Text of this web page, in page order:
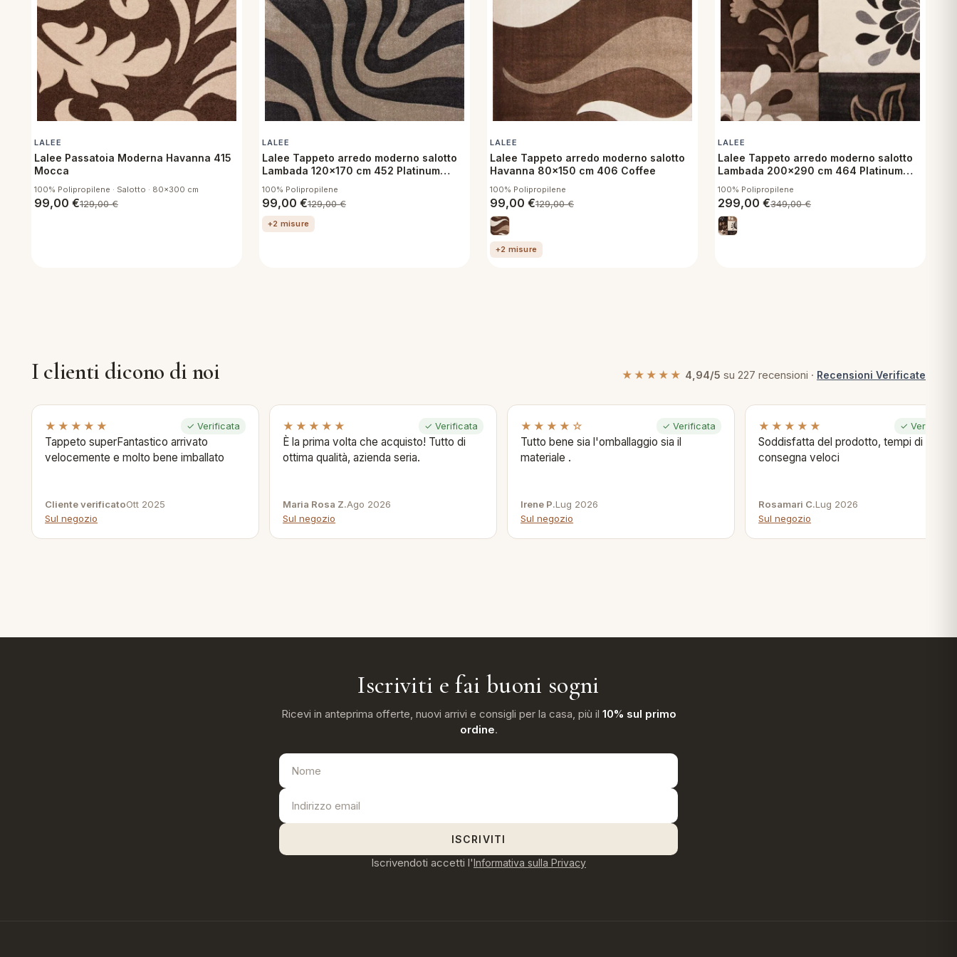
LALEE
Lalee Passatoia Moderna Havanna 415
Mocca
100% Polipropilene · Salotto · 80x300 cm
99,00 €129,00€
LALEE
Lalee Tappeto arredo moderno salotto
Lambada 120x170 cm 452 Platinum
Beige
100% Polipropilene
99,00 €129,00€
+2 misure
LALEE
Lalee Tappeto arredo moderno salotto
Havanna 80x150 cm 406 Coffee
100% Polipropilene
99,00 €129,00€
+2 misure
LALEE
Lalee Tappeto arredo moderno salotto
Lambada 200x290 cm 464 Platinum
Beige
100% Polipropilene
299,00 €349,00€
I clienti dicono di noi ★★★★★ 4,94/5 su 227 recensioni · Recensioni Verificate
★★★★★ ✓ Verificata
Tappeto superFantastico arrivato
velocemente e molto bene imballato
Cliente verificatoOtt 2025
Sul negozio
★★★★★ ✓ Verificata
È la prima volta che acquisto! Tutto di
ottima qualità, azienda seria.
Maria Rosa Z.Ago 2026
Sul negozio
★★★★☆ ✓ Verificata
Tutto bene sia l'omballaggio sia il
materiale .
Irene P.Lug 2026
Sul negozio
★★★★★ ✓ Verificata
Soddisfatta del prodotto, tempi di
consegna veloci
Rosamari C.Lug 2026
Sul negozio
Iscriviti e fai buoni sogni
Ricevi in anteprima offerte, nuovi arrivi e consigli per la casa, più il 10% sul primo
ordine.
ISCRIVITI
Iscrivendoti accetti l' Informativa sulla Privacy